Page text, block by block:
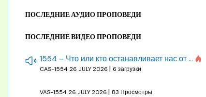
ПОСЛЕДНИЕ АУДИО ПРОПОВЕДИ
ПОСЛЕДНИЕ ВИДЕО ПРОПОВЕДИ
1554 – Что или кто останавливает нас от созидания строения Божия
CAS-1554 26 JULY 2026 | 6 загрузки
VAS-1554 26 JULY 2026 | 83 Просмотры